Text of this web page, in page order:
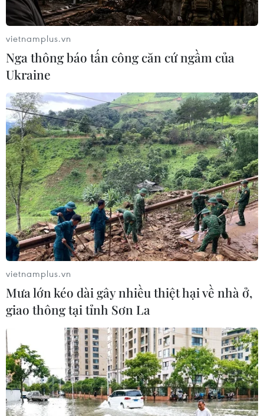
Ukraine công bố trừng phạt 182 công ty
của Nga và Belarus
29/01/2023 07:09
Theo danh sách được Hội đồng An ninh và quốc phòng
Ukraine công bố, các công ty bị trừng phạt chủ yếu hoạt
động trong lĩnh vực vận tải hàng hóa, cho thuê phương
tiện và sản xuất hóa chất.
vietnamplus.vn
Nga thông báo tấn công căn cứ ngầm của
Ukraine
vietnamplus.vn
Mưa lớn kéo dài gây nhiều thiệt hại về nhà ở,
giao thông tại tỉnh Sơn La